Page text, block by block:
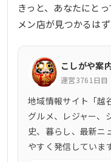
きっと、あなたにと
メン店が見つかるはず
こしがや案
運営3761日目
地域情報サイト「越
グルメ、レジャー、
史、暮らし、最新ニ
やすく発信していま